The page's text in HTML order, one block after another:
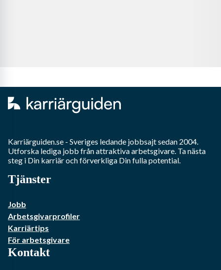
Karriärguiden.se - Sveriges ledande jobbsajt sedan 2004.
Utforska lediga jobb från attraktiva arbetsgivare. Ta nästa
steg i Din karriär och förverkliga Din fulla potential.
Tjänster
Jobb
Arbetsgivarprofiler
Karriärtips
För arbetsgivare
Kontakt